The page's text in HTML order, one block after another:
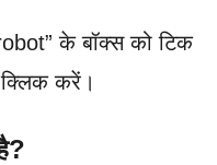
के बॉक्स को टिक
करें।